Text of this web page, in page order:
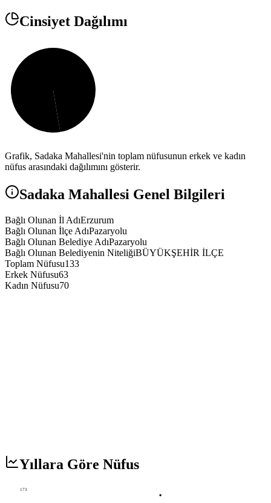
Cinsiyet Dağılımı
Grafik, Sadaka Mahallesi'nin toplam nüfusunun erkek ve kadın
nüfus arasındaki dağılımını gösterir.
Sadaka Mahallesi Genel Bilgileri
Bağlı Olunan İl AdıErzurum
Bağlı Olunan İlçe AdıPazaryolu
Bağlı Olunan Belediye AdıPazaryolu
Bağlı Olunan Belediyenin NiteliğiBÜYÜKŞEHİR İLÇE
Toplam Nüfusu133
Erkek Nüfusu63
Kadın Nüfusu70
Yıllara Göre Nüfus
173